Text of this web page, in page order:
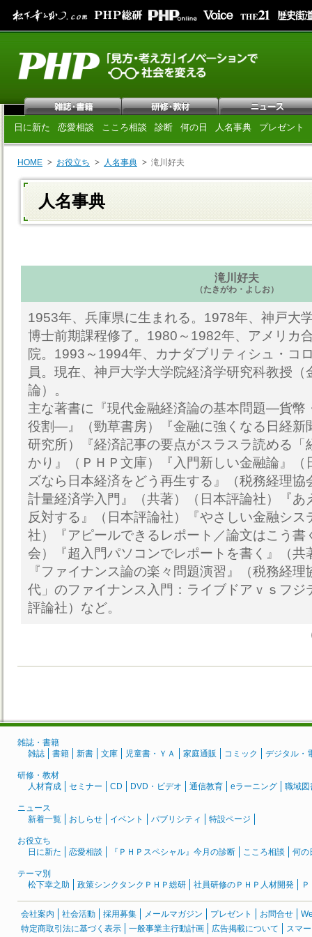
日に新た 恋愛相談 こころ相談 診断 何の日 人名事典 プレゼント
HOME お役立ち 人名事典 滝川好夫
人名事典
滝川好夫
（たきがわ・よしお）
1953年、兵庫県に生まれる。1978年、神戸大
博士前期課程修了。1980～1982年、アメリカ
院。1993～1994年、カナダブリティシュ・コ
員。現在、神戸大学大学院経済学研究科教授（
論）。
主な著書に『現代金融経済論の基本問題―貨幣
役割―』（勁草書房）『金融に強くなる日経新
研究所）『経済記事の要点がスラスラ読める「
かり』（ＰＨＰ文庫）『入門新しい金融論』（
ズなら日本経済をどう再生する』（税務経理協
計量経済学入門』（共著）（日本評論社）『あ
反対する』（日本評論社）『やさしい金融シス
社）『アピールできるレポート／論文はこう書
会）『超入門パソコンでレポートを書く』（共
『ファイナンス論の楽々問題演習』（税務経
代」のファイナンス入門：ライブドアｖｓフジ
評論社）など。
雑誌・書籍
雑誌
書籍 新書 文庫 児童書・ＹＡ 家庭通販 コミック デジタル・
研修・教材
人材育成
セミナー CD DVD・ビデオ 通信教育 eラーニング 職域図
ニュース
新着一覧
おしらせ イベント パブリシティ 特設ページ
お役立ち
日に新た
恋愛相談 『ＰＨＰスペシャル』今月の診断 こころ相談 何の
テーマ別
松下幸之助
政策シンクタンクＰＨＰ総研 社員研修のＰＨＰ人材開発
会社案内 社会活動 採用募集 メールマガジン プレゼント お問合せ
特定商取引法に基づく表示
一般事業主行動計画 広告掲載について スマ